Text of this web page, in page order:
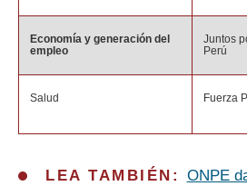
Economía y generación del
empleo
Juntos
Perú
Salud Fuerza
LEA TAMBIÉN: ONPE